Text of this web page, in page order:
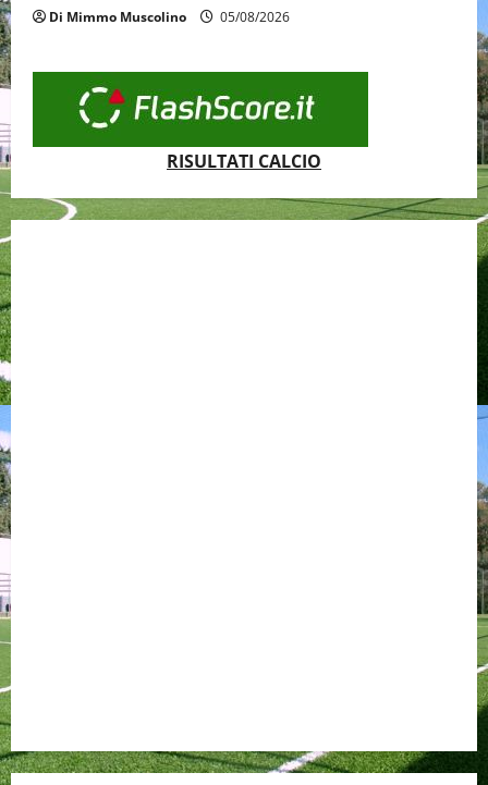
Di Mimmo Muscolino 05/08/2026
RISULTATI CALCIO